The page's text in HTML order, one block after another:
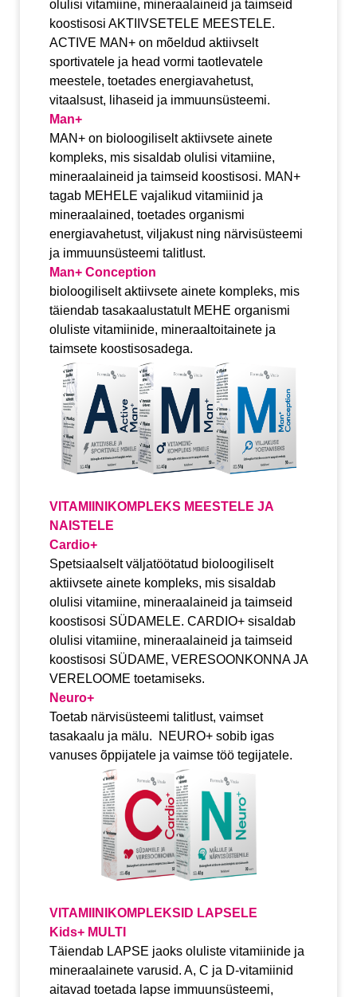
olulisi vitamiine, mineraalaineid ja taimseid
koostisosi AKTIIVSETELE MEESTELE.
ACTIVE MAN+ on mõeldud aktiivselt
sportivatele ja head vormi taotlevatele
meestele, toetades energiavahetust,
vitaalsust, lihaseid ja immuunsüsteemi.
Man+
MAN+ on bioloogiliselt aktiivsete ainete
kompleks, mis sisaldab olulisi vitamiine,
mineraalaineid ja taimseid koostisosi. MAN+
tagab MEHELE vajalikud vitamiinid ja
mineraalained, toetades organismi
energiavahetust, viljakust ning närvisüsteemi
ja immuunsüsteemi talitlust.
Man+ Conception
bioloogiliselt aktiivsete ainete kompleks, mis
täiendab tasakaalustatult MEHE organismi
oluliste vitamiinide, mineraaltoitainete ja
taimsete koostisosadega.
VITAMIINIKOMPLEKS MEESTELE JA
NAISTELE
Cardio+
Spetsiaalselt väljatöötatud bioloogiliselt
aktiivsete ainete kompleks, mis sisaldab
olulisi vitamiine, mineraalaineid ja taimseid
koostisosi SÜDAMELE. CARDIO+ sisaldab
olulisi vitamiine, mineraalaineid ja taimseid
koostisosi SÜDAME, VERESOONKONNA JA
VERELOOME toetamiseks.
Neuro+
Toetab närvisüsteemi talitlust, vaimset
tasakaalu ja mälu. NEURO+ sobib igas
vanuses õppijatele ja vaimse töö tegijatele.
VITAMIINIKOMPLEKSID LAPSELE
Kids+ MULTI
Täiendab LAPSE jaoks oluliste vitamiinide ja
mineraalainete varusid. A, C ja D-vitamiinid
aitavad toetada lapse immuunsüsteemi,